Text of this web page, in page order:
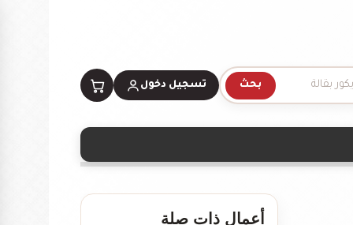
تسجيل دخول بحث
أعمال ذات صلة